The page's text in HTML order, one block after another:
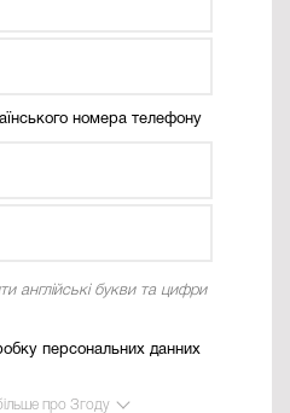
номера телефону
англійські букви та цифри
персональних данних
про Згоду